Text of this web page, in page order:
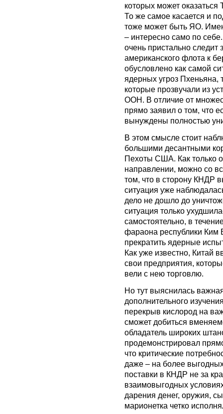
которых может
То же самое касается и
тоже может быть ЯО.
– интересно само по
очень пристально
американского флота к
обусловлено как самой
ядерных угроз Пхеньяна,
которые прозвучали из
ООН. В отличие от
прямо заявил о том, что
вынуждены полностью
В этом смысле стоит
большими десантными
Пехоты США. Как только
направлении, можно со
том, что в сторону КНДР
ситуация уже
дело не дошло до
ситуация только
самостоятельно, в
фараона республики Ким
прекратить ядерные
Как уже известно, Китай
свои предприятия,
вели с нею торговлю.
Но тут выяснилась
дополнительного
перекрыв кислород на
сможет добиться
обладатель широких
продемонстрировал
что критические
даже – на более
поставки в КНДР не за
взаимовыгодных
дарения денег, оружия,
марионетка четко